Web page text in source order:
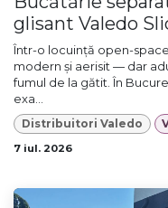
glisant Valedo
Într-o locuință open-
modern și aerisit — dar
fumul de la gătit. În
exa...
Distribuitori Valedo
7 iul. 2026